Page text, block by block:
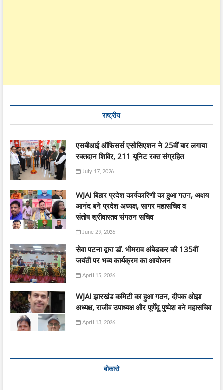
राष्ट्रीय
एसबीआई ऑफिसर्स एसोसिएशन ने 25वीं बार लगाया
रक्तदान शिविर, 211 यूनिट रक्त संग्रहित
July 17, 2026
WJAI बिहार प्रदेश कार्यकारिणी का हुआ गठन, अक्षय
आनंद बने प्रदेश अध्यक्ष, सागर महासचिव व
संतोष श्रीवास्तव संगठन सचिव
June 29, 2026
सेवा पटना द्वारा डॉ. भीमराव अंबेडकर की 135वीं
जयंती पर भव्य कार्यक्रम का आयोजन
April 15, 2026
WJAI झारखंड कमिटी का हुआ गठन, दीपक ओझा
अध्यक्ष, राजीव उपाध्यक्ष और पूर्णेंदु पुष्पेश बने महासचिव
April 13, 2026
बोकारो